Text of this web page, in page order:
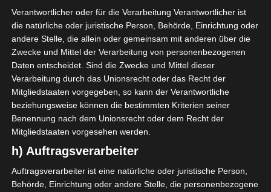
näher und die Haare
müssen ab! Nicht wenige
Haare „zierten“ mein
linkes Bein… Da ich
schlechte Erfahrung mit
rasierten und
nachwachsenden
Haaren habe, entschloss
ich mich, das Bein mit
Verantwortlicher oder für die Verarbeitung Verantwortlicher ist
die natürliche oder juristische Person, Behörde, Einrichtung oder
andere Stelle, die allein oder gemeinsam mit anderen über die
Zwecke und Mittel der Verarbeitung von personenbezogenen
Daten entscheidet. Sind die Zwecke und Mittel dieser
Verarbeitung durch das Unionsrecht oder das Recht der
Mitgliedstaaten vorgegeben, so kann der Verantwortliche
beziehungsweise können die bestimmten Kriterien seiner
Benennung nach dem Unionsrecht oder dem Recht der
Mitgliedstaaten vorgesehen werden.
h) Auftragsverarbeiter
Auftragsverarbeiter ist eine natürliche oder juristische Person,
Behörde, Einrichtung oder andere Stelle, die personenbezogene